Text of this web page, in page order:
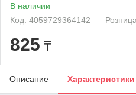
В наличии
Код: 4059729364142
Розница
825 ₸
Описание Характеристики